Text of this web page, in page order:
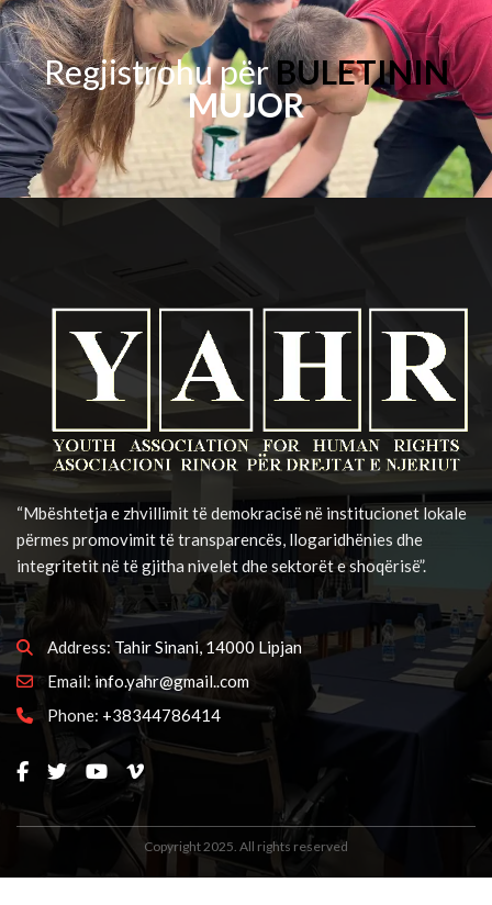
Regjistrohu përBULETININ
MUJOR
“Mbështetja e zhvillimit të demokracisë në institucionet lokale
përmes promovimit të transparencës, llogaridhënies dhe
integritetit në të gjitha nivelet dhe sektorët e shoqërisë”.
Address: Tahir Sinani, 14000 Lipjan
Email: info.yahr@gmail..com
Phone: +38344786414
Copyright 2025. All rights reserved